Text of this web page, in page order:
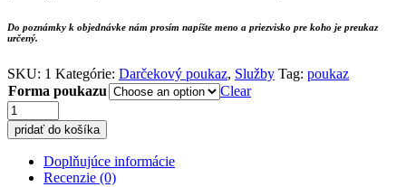
Do poznámky k objednávke nám prosím napíšte meno a priezvisko pre koho je preukaz
určený.
SKU: 1 Kategórie: Darčekový poukaz, Služby Tag: poukaz
Forma poukazu
Clear
4
x
Vaničkovanie
masáž
pridať do košíka
Doplňujúce informácie
Recenzie (0)